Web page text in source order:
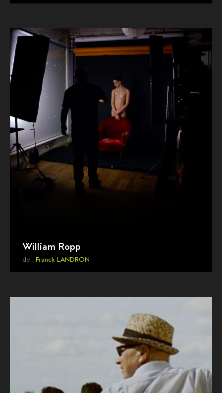
William Ropp
de , Franck LANDRON